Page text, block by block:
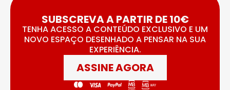
SUBSCREVA A PARTIR DE 10€
TENHA ACESSO A CONTEÚDO EXCLUSIVO E UM
NOVO ESPAÇO DESENHADO A PENSAR NA SUA
EXPERIÊNCIA.
ASSINE AGORA